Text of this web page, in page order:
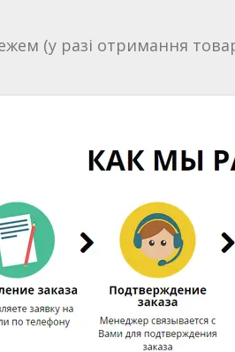
(у разі отримання